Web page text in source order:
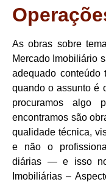
As obras sobre
Mercado Imobiliário
adequado conteúdo
quando o assunto é
procuramos
encontramos são
qualidade técnica,
e não o
diárias ― e isso
Imobiliárias –